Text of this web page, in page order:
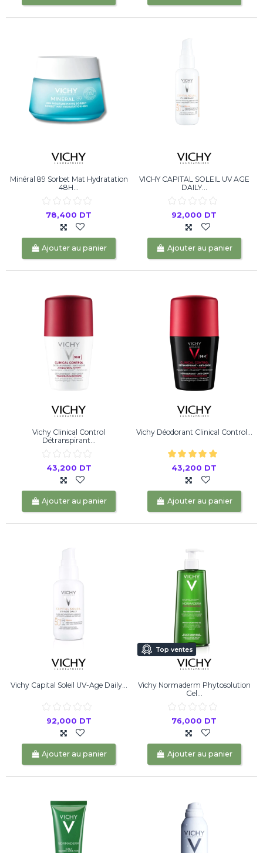
Minéral 89 Sorbet Mat Hydratation
48H...
78,400 DT
Ajouter au panier
VICHY CAPITAL SOLEIL UV AGE
DAILY...
92,000 DT
Ajouter au panier
Vichy Clinical Control
Détranspirant...
43,200 DT
Ajouter au panier
Vichy Déodorant Clinical Control...
43,200 DT
Ajouter au panier
Vichy Capital Soleil UV-Age Daily...
92,000 DT
Ajouter au panier
Top ventes
Vichy Normaderm Phytosolution
Gel...
76,000 DT
Ajouter au panier